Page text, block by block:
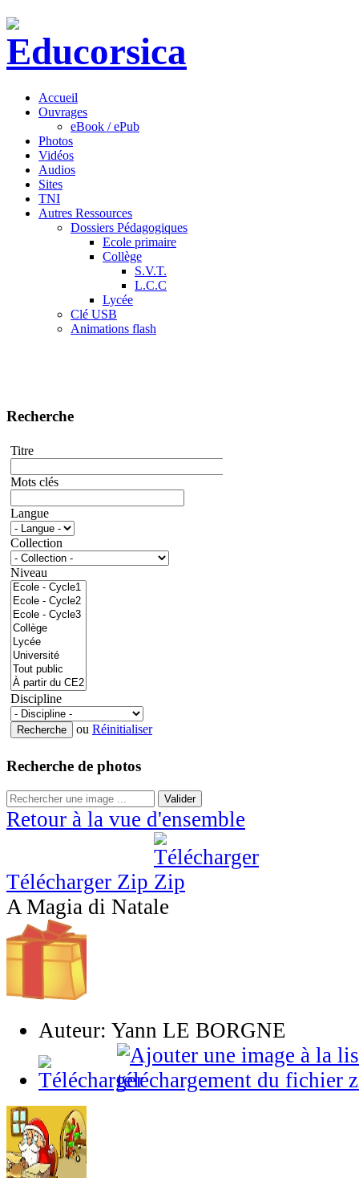
Accueil
Ouvrages
eBook / ePub
Photos
Vidéos
Audios
Sites
TNI
Autres Ressources
Dossiers Pédagogiques
Ecole primaire
Collège
S.V.T.
L.C.C
Lycée
Clé USB
Animations flash
Recherche
Titre
Mots clés
Langue
Collection
Niveau
Discipline
ou Réinitialiser
Recherche de photos
Valider
Retour à la vue d'ensemble
Télécharger Zip
A Magia di Natale
Auteur: Yann LE BORGNE